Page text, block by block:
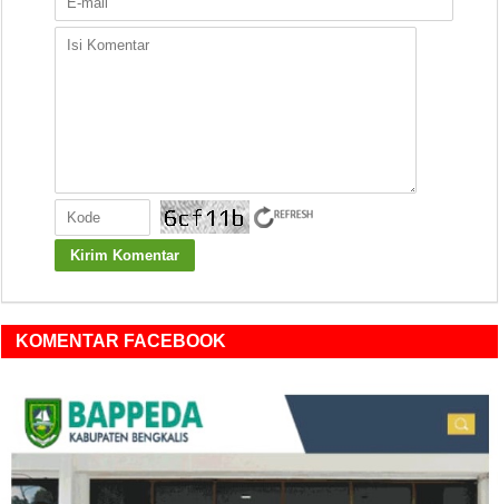
KOMENTAR FACEBOOK